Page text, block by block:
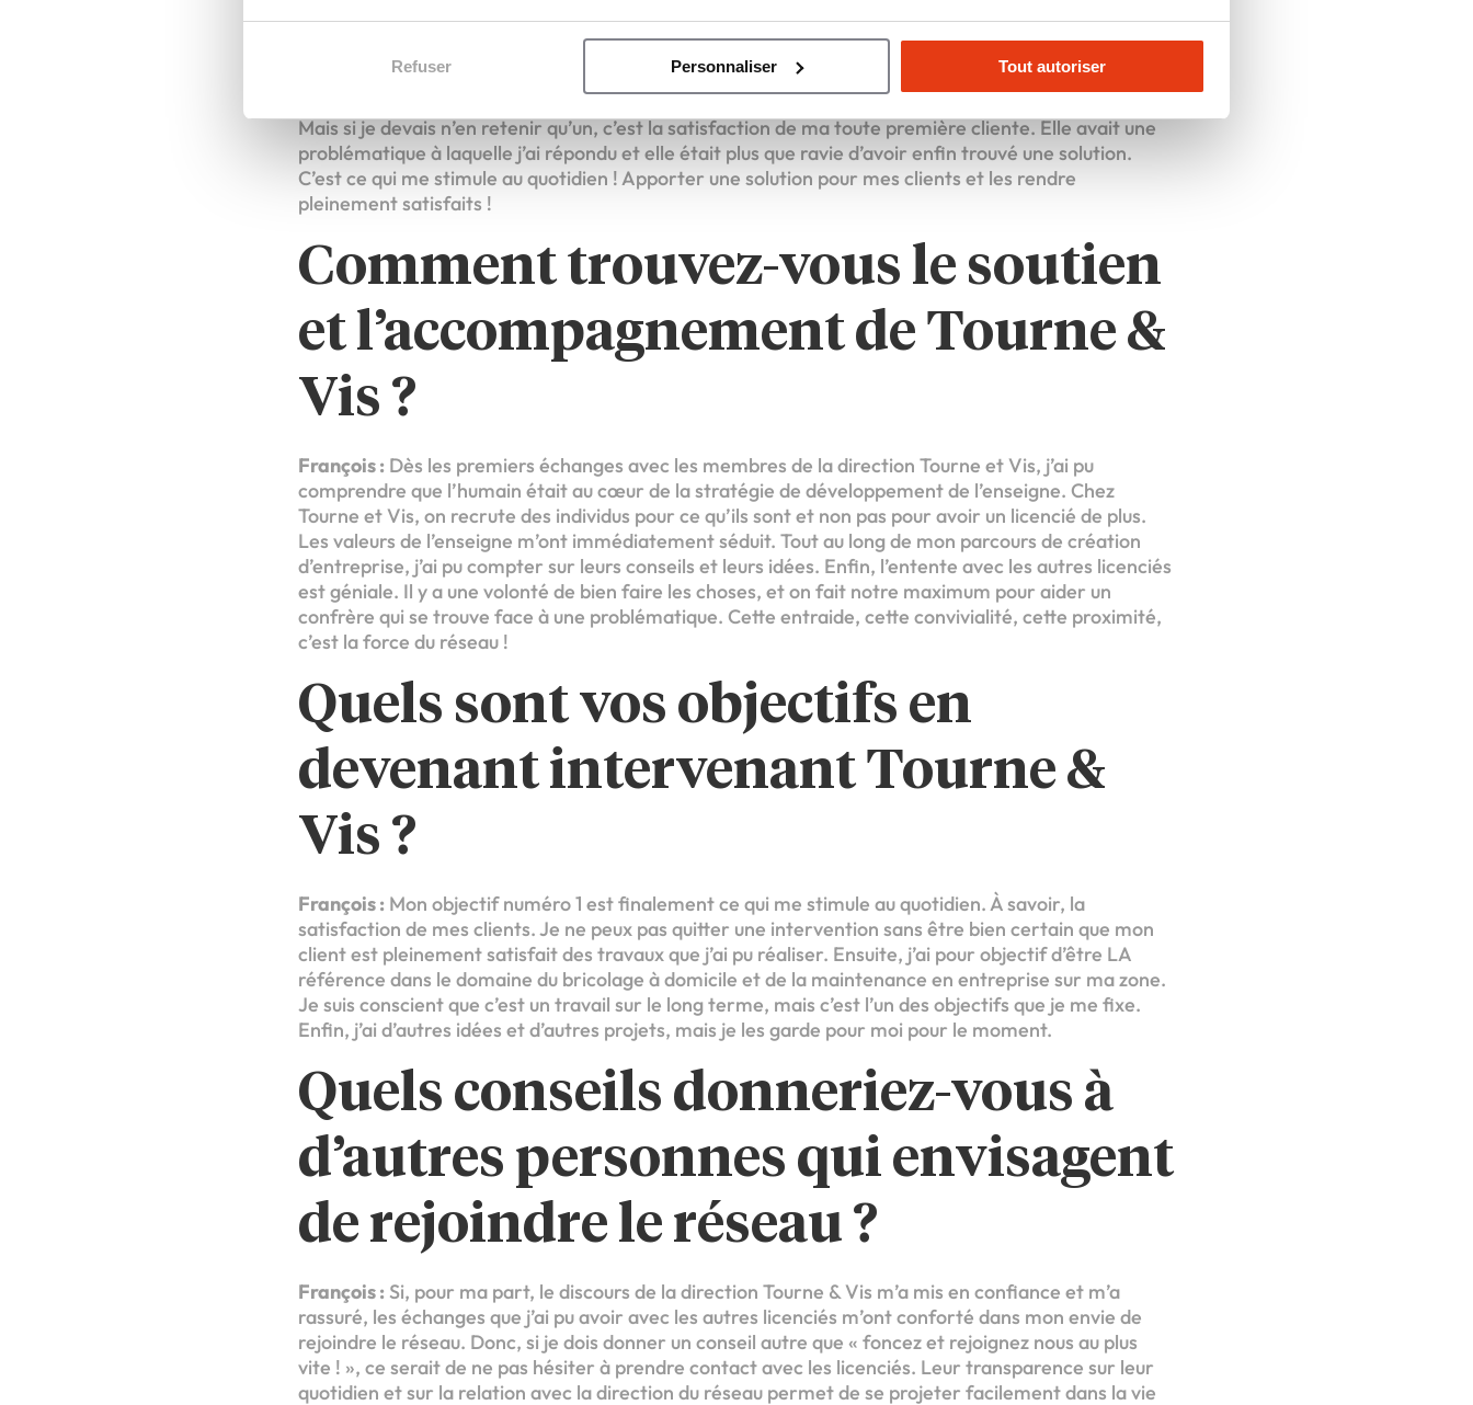
Refuser Personnaliser Tout autoriser
licencié ?
Il y en a trop ! La vie de chantier et la vie d’entrepreneur sont autant d’aspects stimulants !
Mais si je devais n’en retenir qu’un, c’est la satisfaction de ma toute première cliente. Elle avait une
problématique à laquelle j’ai répondu et elle était plus que ravie d’avoir enfin trouvé une solution.
C’est ce qui me stimule au quotidien ! Apporter une solution pour mes clients et les rendre
pleinement satisfaits !
Comment trouvez-vous le soutien
et l’accompagnement de Tourne &
Vis ?
François : Dès les premiers échanges avec les membres de la direction Tourne et Vis, j’ai pu
comprendre que l’humain était au cœur de la stratégie de développement de l’enseigne. Chez
Tourne et Vis, on recrute des individus pour ce qu’ils sont et non pas pour avoir un licencié de plus.
Les valeurs de l’enseigne m’ont immédiatement séduit. Tout au long de mon parcours de création
d’entreprise, j’ai pu compter sur leurs conseils et leurs idées. Enfin, l’entente avec les autres licenciés
est géniale. Il y a une volonté de bien faire les choses, et on fait notre maximum pour aider un
confrère qui se trouve face à une problématique. Cette entraide, cette convivialité, cette proximité,
c’est la force du réseau !
Quels sont vos objectifs en
devenant intervenant Tourne &
Vis ?
François : Mon objectif numéro 1 est finalement ce qui me stimule au quotidien. À savoir, la
satisfaction de mes clients. Je ne peux pas quitter une intervention sans être bien certain que mon
client est pleinement satisfait des travaux que j’ai pu réaliser. Ensuite, j’ai pour objectif d’être LA
référence dans le domaine du bricolage à domicile et de la maintenance en entreprise sur ma zone.
Je suis conscient que c’est un travail sur le long terme, mais c’est l’un des objectifs que je me fixe.
Enfin, j’ai d’autres idées et d’autres projets, mais je les garde pour moi pour le moment.
Quels conseils donneriez-vous à
d’autres personnes qui envisagent
de rejoindre le réseau ?
François : Si, pour ma part, le discours de la direction Tourne & Vis m’a mis en confiance et m’a
rassuré, les échanges que j’ai pu avoir avec les autres licenciés m’ont conforté dans mon envie de
rejoindre le réseau. Donc, si je dois donner un conseil autre que « foncez et rejoignez nous au plus
vite ! », ce serait de ne pas hésiter à prendre contact avec les licenciés. Leur transparence sur leur
quotidien et sur la relation avec la direction du réseau permet de se projeter facilement dans la vie